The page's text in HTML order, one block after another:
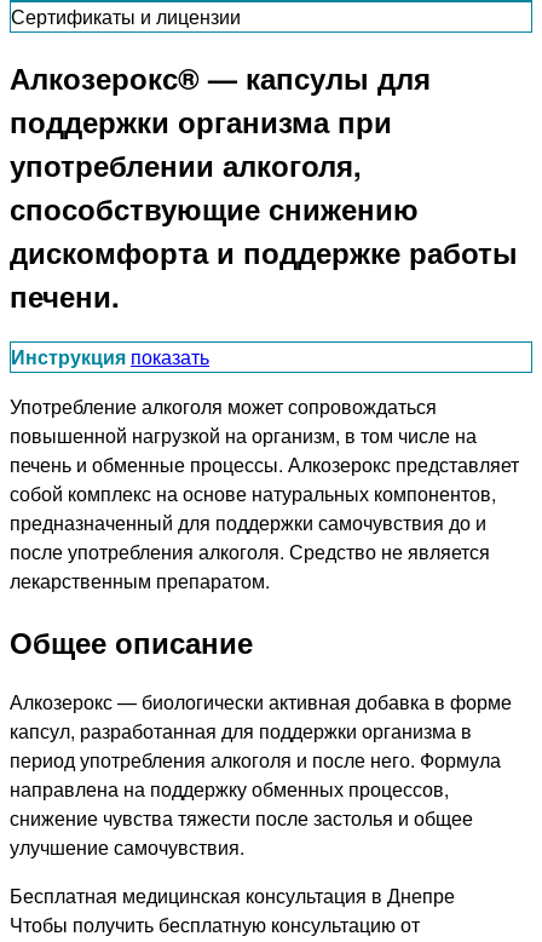
Сертификаты и лицензии
Алкозерокс® — капсулы для
поддержки организма при
употреблении алкоголя,
способствующие снижению
дискомфорта и поддержке работы
печени.
Инструкция показать
Употребление алкоголя может сопровождаться
повышенной нагрузкой на организм, в том числе на
печень и обменные процессы. Алкозерокс представляет
собой комплекс на основе натуральных компонентов,
предназначенный для поддержки самочувствия до и
после употребления алкоголя. Средство не является
лекарственным препаратом.
Общее описание
Алкозерокс — биологически активная добавка в форме
капсул, разработанная для поддержки организма в
период употребления алкоголя и после него. Формула
направлена на поддержку обменных процессов,
снижение чувства тяжести после застолья и общее
улучшение самочувствия.
Бесплатная медицинская консультация в Днепре
Чтобы получить бесплатную консультацию от